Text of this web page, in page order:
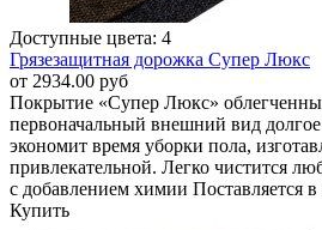
Доступные цвета: 4
Грязезащитная дорожка Супер Люкс
от 2934.00 руб
Покрытие «Супер Люкс»
первоначальный внешний вид долгое
экономит время уборки пола,
привлекательной. Легко чистится
с добавлением химии Поставляется
Купить